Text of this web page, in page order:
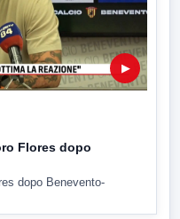
▶
Flores dopo
dopo Benevento-